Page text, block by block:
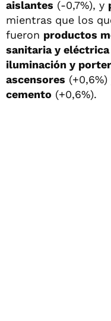
aislantes (-0,7%), y
mientras que los
fueron productos
sanitaria y eléctrica
iluminación y
ascensores (+0,6%)
cemento (+0,6%).